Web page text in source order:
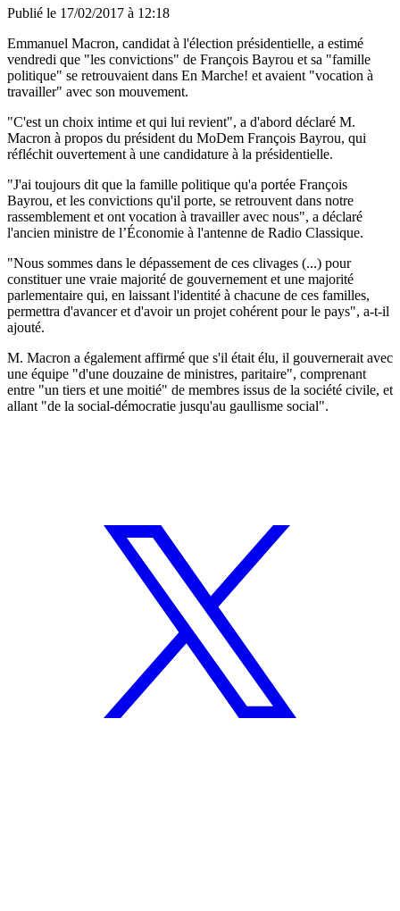
Publié le 17/02/2017 à 12:18
Emmanuel Macron, candidat à l'élection présidentielle, a estimé
vendredi que "les convictions" de François Bayrou et sa "famille
politique" se retrouvaient dans En Marche! et avaient "vocation à
travailler" avec son mouvement.
"C'est un choix intime et qui lui revient", a d'abord déclaré M.
Macron à propos du président du MoDem François Bayrou, qui
réfléchit ouvertement à une candidature à la présidentielle.
"J'ai toujours dit que la famille politique qu'a portée François
Bayrou, et les convictions qu'il porte, se retrouvent dans notre
rassemblement et ont vocation à travailler avec nous", a déclaré
l'ancien ministre de l’Économie à l'antenne de Radio Classique.
"Nous sommes dans le dépassement de ces clivages (...) pour
constituer une vraie majorité de gouvernement et une majorité
parlementaire qui, en laissant l'identité à chacune de ces familles,
permettra d'avancer et d'avoir un projet cohérent pour le pays", a-t-il
ajouté.
M. Macron a également affirmé que s'il était élu, il gouvernerait avec
une équipe "d'une douzaine de ministres, paritaire", comprenant
entre "un tiers et une moitié" de membres issus de la société civile, et
allant "de la social-démocratie jusqu'au gaullisme social".